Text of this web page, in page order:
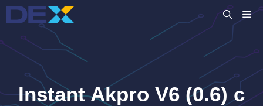
Към
съдържанието
Instant Akpro V6 (0.6) с